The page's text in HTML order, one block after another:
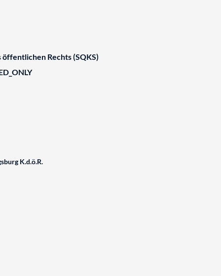
Rechts (SQKS)
K.d.ö.R.